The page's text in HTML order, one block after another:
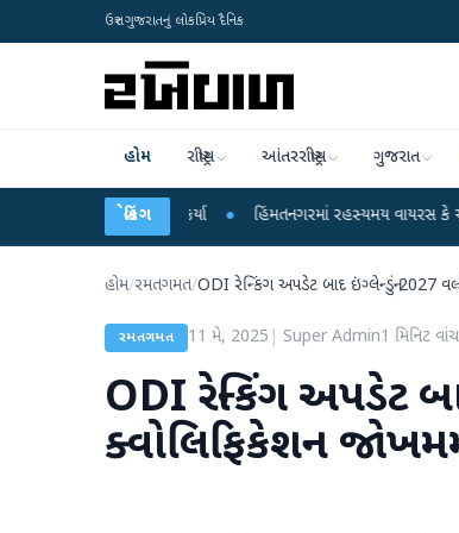
ઉત્તર ગુજરાતનું લોકપ્રિય દૈનિક
હોમ રાષ્ટ્રીય આંતરરાષ્ટ્રીય ગુજરાત
બ્રેકિંગ
● હિંમતનગરમાં રહસ્યમય વાયરસ કે ચાંદીપુરા? 6
હોમ/રમતગમત/ODI રેન્કિંગ અપડેટ બાદ ઇંગ્લેન્ડનું 2027
રમતગમત 11 મે, 2025 Super Admin1 મિનિટ
ODI રેન્કિંગ અપડેટ
ક્વોલિફિકેશન